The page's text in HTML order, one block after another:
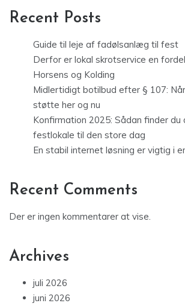
Recent Posts
Guide til leje af fadølsanlæg til fest
Derfor er lokal skrotservice en
Horsens og Kolding
Midlertidigt botilbud efter § 107:
støtte her og nu
Konfirmation 2025: Sådan finder du
festlokale til den store dag
En stabil internet løsning er vigtig i
Recent Comments
Der er ingen kommentarer at vise.
Archives
juli 2026
juni 2026